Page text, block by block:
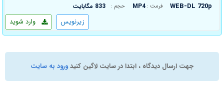
WEB-DL 720p فرمت : MP4 حجم : 833 مگابایت
وارد شوید زیرنویس
جهت ارسال دیدگاه ، ابتدا در سایت لاگین کنیدورود به سایت